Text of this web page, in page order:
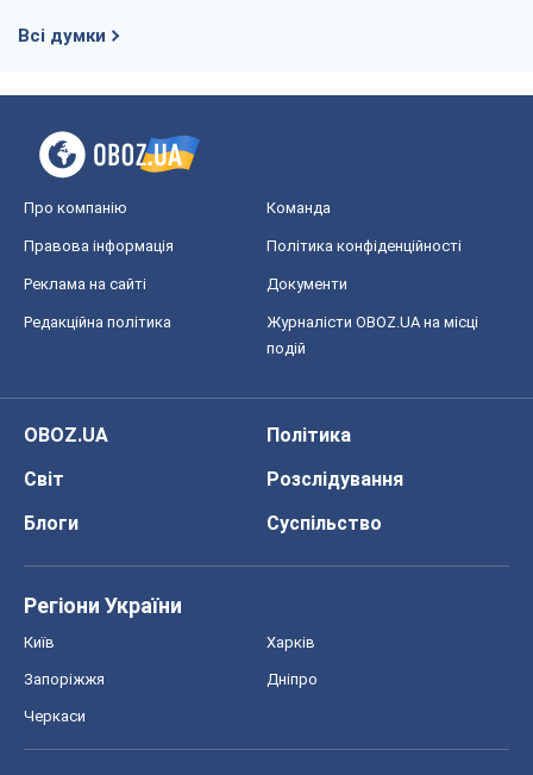
Всі думки
Про компанію Команда
Правова інформація Політика конфіденційності
Реклама на сайті Документи
Редакційна політика
Журналісти OBOZ.UA на місці
подій
OBOZ.UA
Політика
Світ
Розслідування
Блоги
Суспільство
Регіони України
Київ Харків
Запоріжжя Дніпро
Черкаси